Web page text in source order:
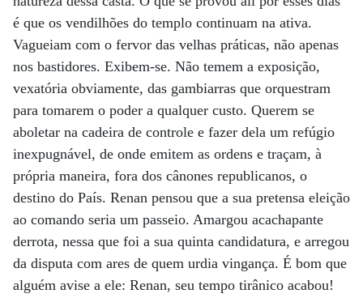
é que os vendilhões do templo continuam na ativa.
Vagueiam com o fervor das velhas práticas, não apenas
nos bastidores. Exibem-se. Não temem a exposição,
vexatória obviamente, das gambiarras que orquestram
para tomarem o poder a qualquer custo. Querem se
aboletar na cadeira de controle e fazer dela um refúgio
inexpugnável, de onde emitem as ordens e traçam, à
própria maneira, fora dos cânones republicanos, o
destino do País. Renan pensou que a sua pretensa eleição
ao comando seria um passeio. Amargou acachapante
derrota, nessa que foi a sua quinta candidatura, e arregou
da disputa com ares de quem urdia vingança. É bom que
alguém avise a ele: Renan, seu tempo tirânico acabou!